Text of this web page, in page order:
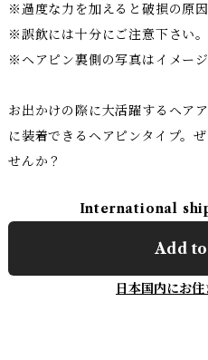
※過度な力を加えると破損の原因
※誤飲には十分にご注意下さい。
※ヘアピン裏側の写真はイメージ
お出かけの際に大活躍するヘア
に装着できるヘアピンタイプ。
せんか？
International
Add
日本国内にお